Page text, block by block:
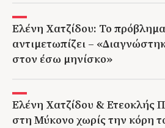
Ελένη Χατζίδου: Το
αντιμετωπίζει –
στον έσω μηνίσκο»
Ελένη Χατζίδου & Ετεοκλής
στη Μύκονο χωρίς την κόρη